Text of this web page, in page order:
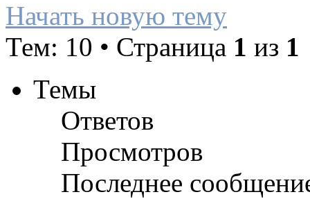
Начать новую тему
Тем: 10 • Страница 1 из 1
Темы
Ответов
Просмотров
Последнее